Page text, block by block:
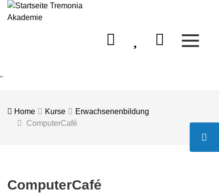
''
Menü
Home Kurse
Erwachsenenbildung
ComputerCafé
ComputerCafé